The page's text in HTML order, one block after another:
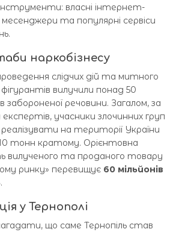
власні інтернет-
месенджери та популярні сервіси
наркобізнесу
слідчих дій та митного
вилучили понад 50
забороненої речовини. Загалом, за
експертів, учасники злочинних груп
на території України
тонн кратому. Орієнтовна
вилученого та проданого товару
ринку» перевищує 60 мільйонів
.
у Тернополі
що саме Тернопіль став